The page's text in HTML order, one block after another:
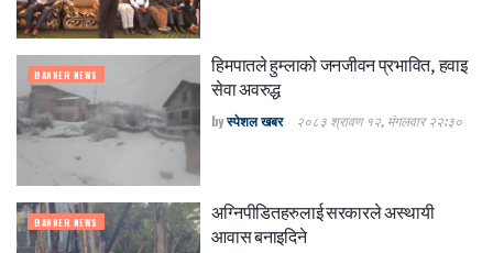
BANNER NEWS
हिमपातले हुम्लाको जनजीवन प्रभावित, हवाइ
सेवा अवरुद्ध
byस्पेशल खबर २०८३ श्रावण १२, मंगलवार २२:३०
BANNER NEWS
अग्निपीडितहरुलाई सरकारले अस्थायी
आवास बनाइदिने